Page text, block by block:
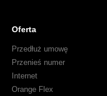
Oferta
Przedłuż umowę
Przenieś numer
Internet
Orange Flex